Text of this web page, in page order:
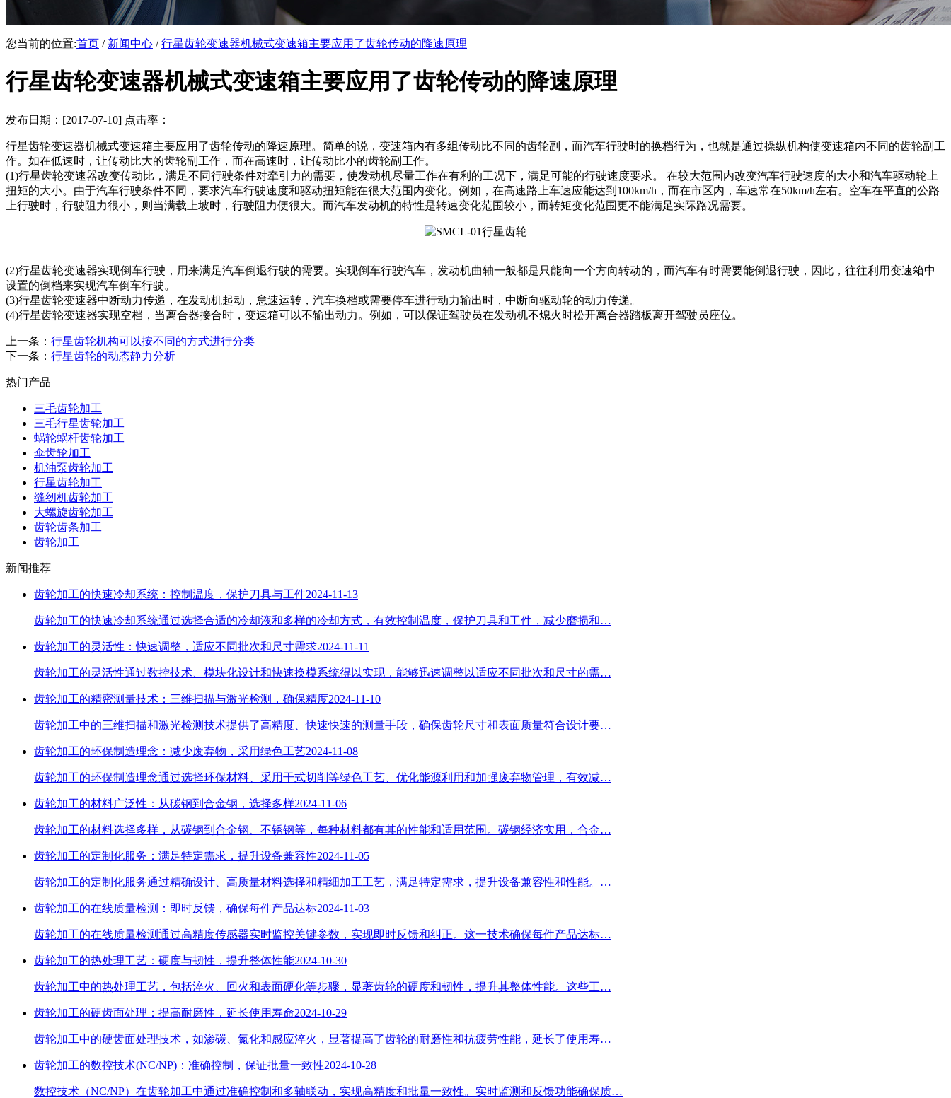
您当前的位置:首页 / 新闻中心 /行星齿轮变速器机械式变速箱主要应用了齿轮传动的降速原理
行星齿轮变速器机械式变速箱主要应用了齿轮传动的降速原理
发布日期：[2017-07-10] 点击率：
行星齿轮变速器机械式变速箱主要应用了齿轮传动的降速原理。简单的说，变速箱内有多组传动比不同的齿轮副，而汽车行驶时的换档行为，也就是通过操纵机构使变速箱内不同的齿轮副工
作。如在低速时，让传动比大的齿轮副工作，而在高速时，让传动比小的齿轮副工作。
(1)行星齿轮变速器改变传动比，满足不同行驶条件对牵引力的需要，使发动机尽量工作在有利的工况下，满足可能的行驶速度要求。 在较大范围内改变汽车行驶速度的大小和汽车驱动轮上
扭矩的大小。由于汽车行驶条件不同，要求汽车行驶速度和驱动扭矩能在很大范围内变化。例如，在高速路上车速应能达到100km/h，而在市区内，车速常在50km/h左右。空车在平直的公路
上行驶时，行驶阻力很小，则当满载上坡时，行驶阻力便很大。而汽车发动机的特性是转速变化范围较小，而转矩变化范围更不能满足实际路况需要。
(2)行星齿轮变速器实现倒车行驶，用来满足汽车倒退行驶的需要。实现倒车行驶汽车，发动机曲轴一般都是只能向一个方向转动的，而汽车有时需要能倒退行驶，因此，往往利用变速箱中
设置的倒档来实现汽车倒车行驶。
(3)行星齿轮变速器中断动力传递，在发动机起动，怠速运转，汽车换档或需要停车进行动力输出时，中断向驱动轮的动力传递。
(4)行星齿轮变速器实现空档，当离合器接合时，变速箱可以不输出动力。例如，可以保证驾驶员在发动机不熄火时松开离合器踏板离开驾驶员座位。
上一条： 行星齿轮机构可以按不同的方式进行分类
下一条： 行星齿轮的动态静力分析
热门产品
三毛齿轮加工
三毛行星齿轮加工
蜗轮蜗杆齿轮加工
伞齿轮加工
机油泵齿轮加工
行星齿轮加工
缝纫机齿轮加工
大螺旋齿轮加工
齿轮齿条加工
齿轮加工
新闻推荐
齿轮加工的快速冷却系统：控制温度，保护刀具与工件2024-11-13
齿轮加工的快速冷却系统通过选择合适的冷却液和多样的冷却方式，有效控制温度，保护刀具和工件，减少磨损和…
齿轮加工的灵活性：快速调整，适应不同批次和尺寸需求2024-11-11
齿轮加工的灵活性通过数控技术、模块化设计和快速换模系统得以实现，能够迅速调整以适应不同批次和尺寸的需…
齿轮加工的精密测量技术：三维扫描与激光检测，确保精度2024-11-10
齿轮加工中的三维扫描和激光检测技术提供了高精度、快速快速的测量手段，确保齿轮尺寸和表面质量符合设计要…
齿轮加工的环保制造理念：减少废弃物，采用绿色工艺2024-11-08
齿轮加工的环保制造理念通过选择环保材料、采用干式切削等绿色工艺、优化能源利用和加强废弃物管理，有效减…
齿轮加工的材料广泛性：从碳钢到合金钢，选择多样2024-11-06
齿轮加工的材料选择多样，从碳钢到合金钢、不锈钢等，每种材料都有其的性能和适用范围。碳钢经济实用，合金…
齿轮加工的定制化服务：满足特定需求，提升设备兼容性2024-11-05
齿轮加工的定制化服务通过精确设计、高质量材料选择和精细加工工艺，满足特定需求，提升设备兼容性和性能。…
齿轮加工的在线质量检测：即时反馈，确保每件产品达标2024-11-03
齿轮加工的在线质量检测通过高精度传感器实时监控关键参数，实现即时反馈和纠正。这一技术确保每件产品达标…
齿轮加工的热处理工艺：硬度与韧性，提升整体性能2024-10-30
齿轮加工中的热处理工艺，包括淬火、回火和表面硬化等步骤，显著齿轮的硬度和韧性，提升其整体性能。这些工…
齿轮加工的硬齿面处理：提高耐磨性，延长使用寿命2024-10-29
齿轮加工中的硬齿面处理技术，如渗碳、氮化和感应淬火，显著提高了齿轮的耐磨性和抗疲劳性能，延长了使用寿…
齿轮加工的数控技术(NC/NP)：准确控制，保证批量一致性2024-10-28
数控技术（NC/NP）在齿轮加工中通过准确控制和多轴联动，实现高精度和批量一致性。实时监测和反馈功能确保质…